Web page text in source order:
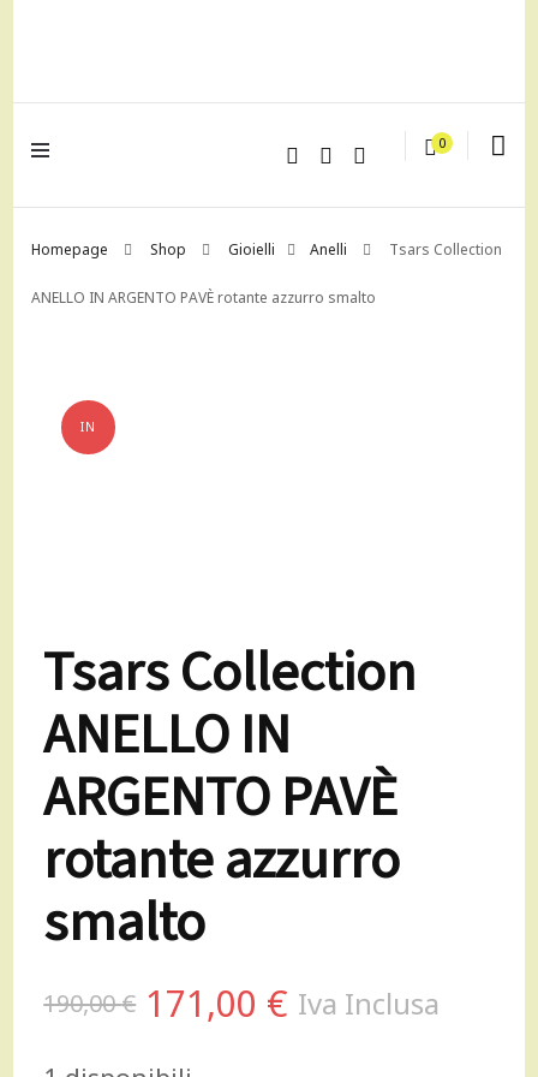
0
Homepage Shop Gioielli Anelli Tsars Collection
ANELLO IN ARGENTO PAVÈ rotante azzurro smalto
IN
Tsars Collection
ANELLO IN
ARGENTO PAVÈ
rotante azzurro
smalto
190,00€ Il
171,00 € Il
Iva Inclusa